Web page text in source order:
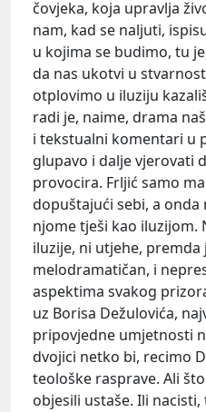
čovjeka, koja upravlja
nam, kad se naljuti,
u kojima se budimo, tu
da nas ukotvi u
otplovimo u iluziju
radi je, naime, drama
i tekstualni komentari u
glupavo i dalje vjerovati
provocira. Frljić samo
dopuštajući sebi, a onda
njome tješi kao iluzijom.
iluzije, ni utjehe,
melodramatičan, i
aspektima svakog
uz Borisa Dežulovića,
pripovjedne umjetnosti
dvojici netko bi, recimo
teološke rasprave. Ali
objesili ustaše. Ili nacisti,